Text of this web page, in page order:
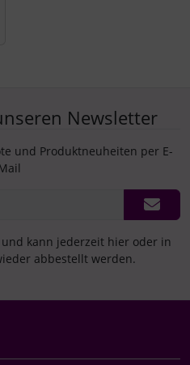
Newsletter
und Produktneuheiten per E-
kann jederzeit hier oder in
abbestellt werden.